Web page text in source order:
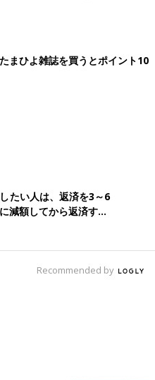
まひよ雑誌を買うとポイント10
たい人は、返済を3～6
減額してから返済す...
Recommended by